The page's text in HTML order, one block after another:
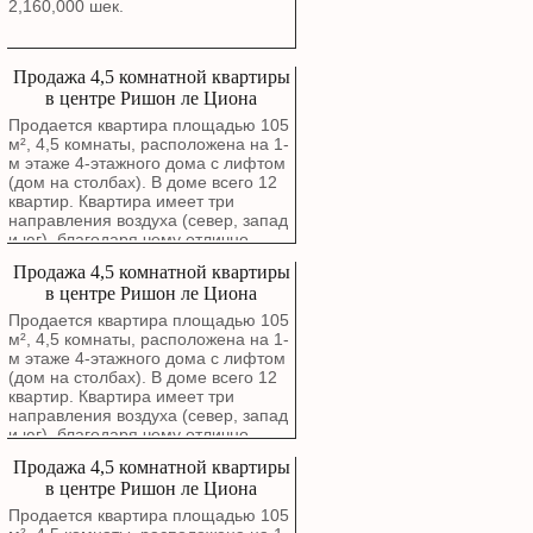
2,160,000 шек.
Продажа 4,5 комнатной квартиры
в центре Ришон ле Циона
Продается квартира площадью 105
м², 4,5 комнаты, расположена на 1-
м этаже 4-этажного дома с лифтом
(дом на столбах). В доме всего 12
квартир. Квартира имеет три
направления воздуха (север, запад
и юг), благодаря чему отлично
выходят на зеленый сквер. В
квартире выполнен капитальный
ремонт с полной заменой
электропроводки, водопроводных и
канализационных труб. Стены были
заново отремонтированы около
года назад. Можно въезжать без
дополнительных вложений.
Планировка включает просторную
отличном состоянии с фасадами
МДФ, четыре спальни, одна из
которых после ремонта стала
полноценным кабинетом или
Продажа 4,5 комнатной квартиры
в центре Ришон ле Циона
Продается квартира площадью 105
м², 4,5 комнаты, расположена на 1-
м этаже 4-этажного дома с лифтом
(дом на столбах). В доме всего 12
квартир. Квартира имеет три
направления воздуха (север, запад
и юг), благодаря чему отлично
выходят на зеленый сквер. В
квартире выполнен капитальный
ремонт с полной заменой
Продажа 4,5 комнатной квартиры
в центре Ришон ле Циона
Продается квартира площадью 105